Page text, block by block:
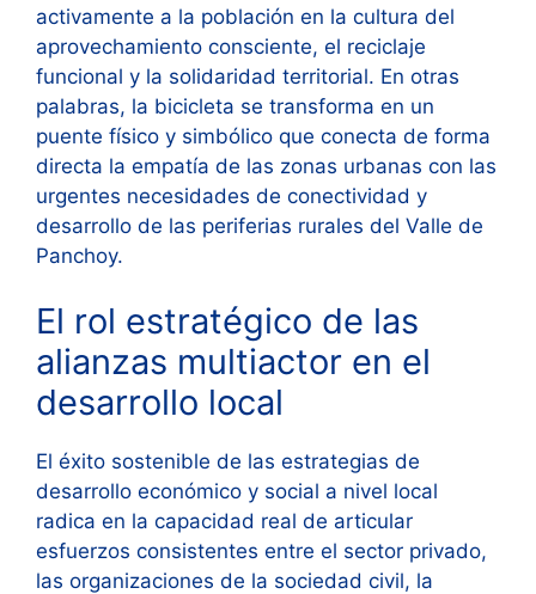
activamente a la población en la cultura del
aprovechamiento consciente, el reciclaje
funcional y la solidaridad territorial. En otras
palabras, la bicicleta se transforma en un
puente físico y simbólico que conecta de forma
directa la empatía de las zonas urbanas con las
urgentes necesidades de conectividad y
desarrollo de las periferias rurales del Valle de
Panchoy.
El rol estratégico de las
alianzas multiactor en el
desarrollo local
El éxito sostenible de las estrategias de
desarrollo económico y social a nivel local
radica en la capacidad real de articular
esfuerzos consistentes entre el sector privado,
las organizaciones de la sociedad civil, la